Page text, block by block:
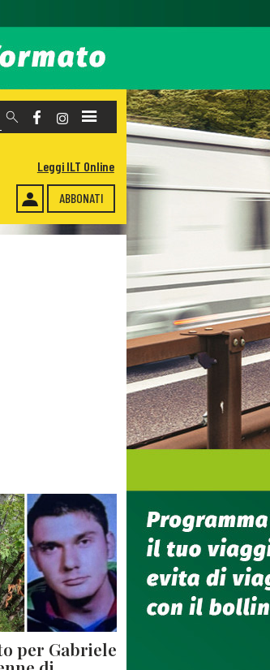
ABBONATI
Leggi ILT Online
per Gabriele